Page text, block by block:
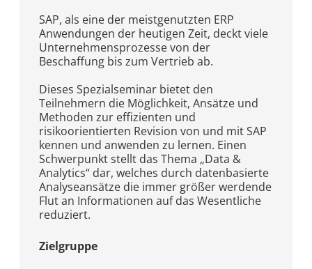
SAP, als eine der meistgenutzten ERP
Anwendungen der heutigen Zeit, deckt viele
Unternehmensprozesse von der
Beschaffung bis zum Vertrieb ab.
Dieses Spezialseminar bietet den
Teilnehmern die Möglichkeit, Ansätze und
Methoden zur effizienten und
risikoorientierten Revision von und mit SAP
kennen und anwenden zu lernen. Einen
Schwerpunkt stellt das Thema „Data &
Analytics“ dar, welches durch datenbasierte
Analyseansätze die immer größer werdende
Flut an Informationen auf das Wesentliche
reduziert.
Zielgruppe